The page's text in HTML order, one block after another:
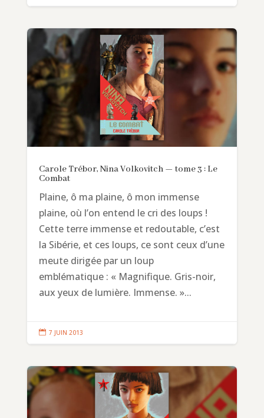
Carole Trébor, Nina Volkovitch — tome 3 : Le
Combat
Plaine, ô ma plaine, ô mon immense
plaine, où l’on entend le cri des loups !
Cette terre immense et redoutable, c’est
la Sibérie, et ces loups, ce sont ceux d’une
meute dirigée par un loup
emblématique : « Magnifique. Gris-noir,
aux yeux de lumière. Immense. »...
 7 JUIN 2013